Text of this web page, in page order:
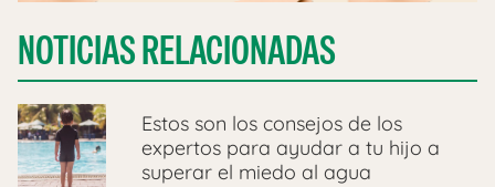
NOTICIAS RELACIONADAS
Estos son los consejos de los
expertos para ayudar a tu hijo a
superar el miedo al agua